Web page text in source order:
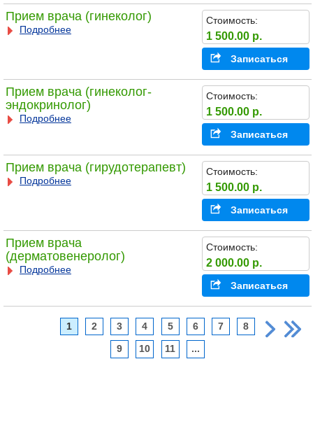
Прием врача (гинеколог)
Подробнее
Стоимость:
1 500.00 р.
Записаться
Прием врача (гинеколог-
эндокринолог)
Подробнее
Стоимость:
1 500.00 р.
Записаться
Прием врача (гирудотерапевт)
Подробнее
Стоимость:
1 500.00 р.
Записаться
Прием врача
(дерматовенеролог)
Подробнее
Стоимость:
2 000.00 р.
Записаться
1 2 3 4 5 6 7 8
9 10 11 ...